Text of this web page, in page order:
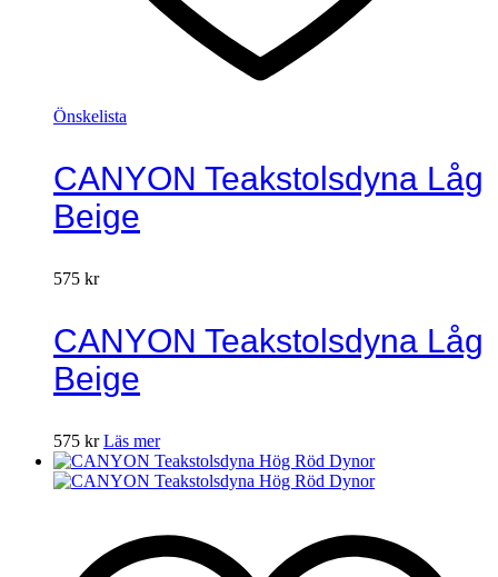
Önskelista
CANYON Teakstolsdyna Låg
Beige
575 kr
CANYON Teakstolsdyna Låg
Beige
575 kr Läs mer